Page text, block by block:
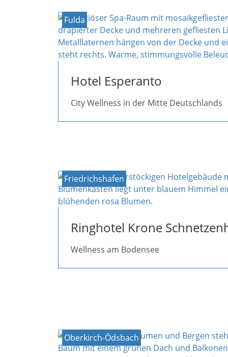
Fulda
Hotel Esperanto
City Wellness in der Mitte Deutschlands
Friedrichshafen
Ringhotel Krone
Wellness am Bodensee
Oberkirch-Ödsbach